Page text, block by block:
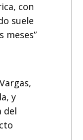
con
suele
meses”
y
del